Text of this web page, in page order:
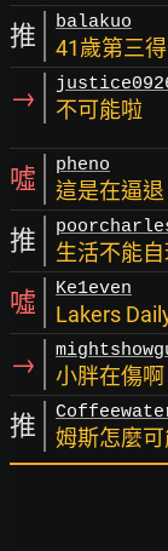
推 balakuo
41歲第三
→ 不可能啦
噓 pheno
這是在逼
推 生活不能
噓 Ke1even
Lakers
→ 小胖在傷
推 姆斯怎麼